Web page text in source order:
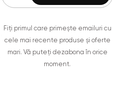
Fiți primul care primește emailuri cu
cele mai recente produse și oferte
mari. Vă puteți dezabona în orice
moment.